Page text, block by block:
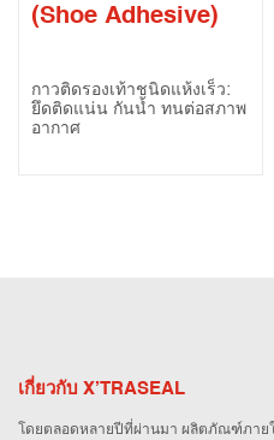
(Shoe Adhesive)
กาวติดรองเท้าชนิดแห้งเร็ว:
ยึดติดแน่น กันน้ำ ทนต่อสภาพ
อากาศ
เกี่ยวกับ X’TRASEAL
โดยตลอดหลายปีที่ผ่านมา ผลิตภัณฑ์ภายใ